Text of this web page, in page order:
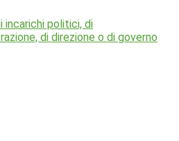
incarichi politici, di
di direzione o di governo